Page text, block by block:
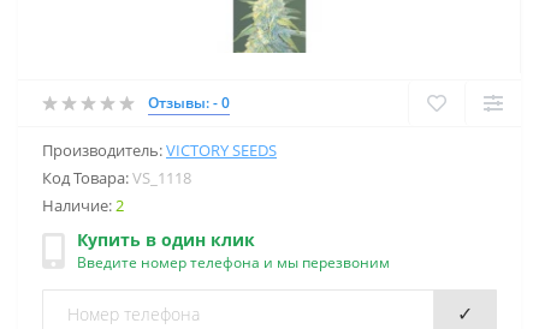
Отзывы: - 0
Производитель:VICTORY SEEDS
Код Товара:VS_1118
Наличие:2
Купить в один клик
Введите номер телефона и мы перезвоним
✓